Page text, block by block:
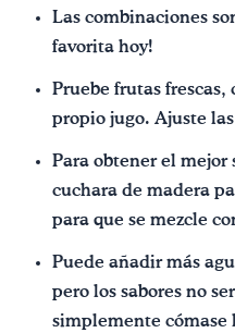
Las combinaciones
favorita hoy!
Pruebe frutas frescas,
propio jugo. Ajuste
Para obtener el mejor
cuchara de madera
para que se mezcle
Puede añadir más
pero los sabores no
simplemente cómase